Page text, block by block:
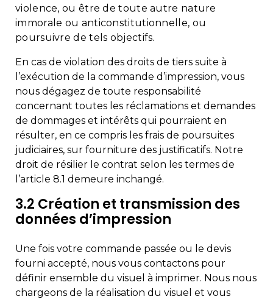
violence, ou être de toute autre nature
immorale ou anticonstitutionnelle, ou
poursuivre de tels objectifs.
En cas de violation des droits de tiers suite à
l’exécution de la commande d’impression, vous
nous dégagez de toute responsabilité
concernant toutes les réclamations et demandes
de dommages et intérêts qui pourraient en
résulter, en ce compris les frais de poursuites
judiciaires, sur fourniture des justificatifs. Notre
droit de résilier le contrat selon les termes de
l’article 8.1 demeure inchangé.
3.2 Création et transmission des
données d’impression
Une fois votre commande passée ou le devis
fourni accepté, nous vous contactons pour
définir ensemble du visuel à imprimer. Nous nous
chargeons de la réalisation du visuel et vous